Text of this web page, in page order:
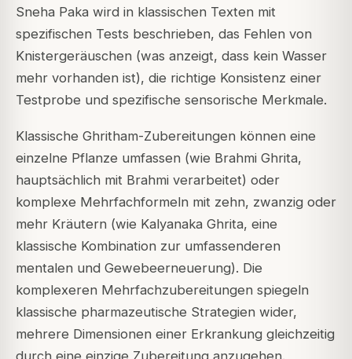
Sneha Paka wird in klassischen Texten mit
spezifischen Tests beschrieben, das Fehlen von
Knistergeräuschen (was anzeigt, dass kein Wasser
mehr vorhanden ist), die richtige Konsistenz einer
Testprobe und spezifische sensorische Merkmale.
Klassische Ghritham-Zubereitungen können eine
einzelne Pflanze umfassen (wie Brahmi Ghrita,
hauptsächlich mit Brahmi verarbeitet) oder
komplexe Mehrfachformeln mit zehn, zwanzig oder
mehr Kräutern (wie Kalyanaka Ghrita, eine
klassische Kombination zur umfassenderen
mentalen und Gewebeerneuerung). Die
komplexeren Mehrfachzubereitungen spiegeln
klassische pharmazeutische Strategien wider,
mehrere Dimensionen einer Erkrankung gleichzeitig